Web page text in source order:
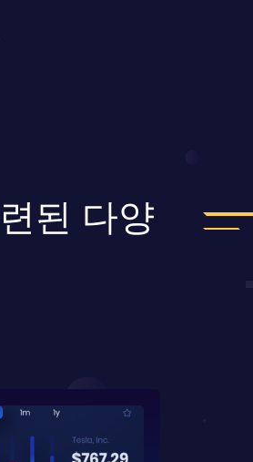
된 다양